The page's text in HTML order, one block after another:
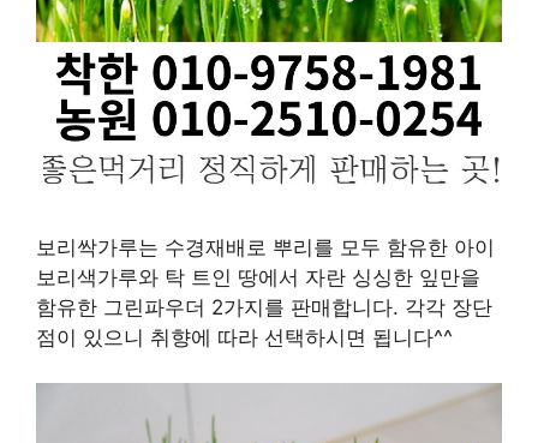
보리싹가루는 수경재배로 뿌리를 모두 함유한 아이
보리색가루와 탁 트인 땅에서 자란 싱싱한 잎만을
함유한 그린파우더 2가지를 판매합니다. 각각 장단
점이 있으니 취향에 따라 선택하시면 됩니다^^